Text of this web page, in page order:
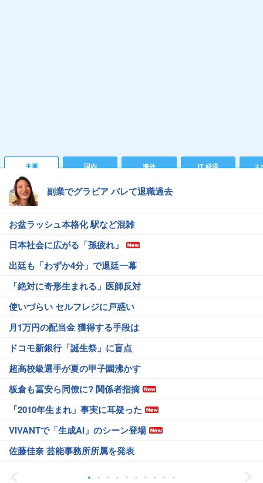
主要 国内 海外 IT 経済 ス
副業でグラビア バレて退職過去
お盆ラッシュ本格化 駅など混雑
日本社会に広がる「孫疲れ」
出廷も「わずか4分」で退廷一幕
「絶対に奇形生まれる」医師反対
使いづらい セルフレジに戸惑い
月1万円の配当金 獲得する手段は
ドコモ新銀行「誕生祭」に盲点
超高校級選手が夏の甲子園沸かす
板倉も冨安ら同僚に? 関係者指摘
「2010年生まれ」事実に耳疑った
VIVANTで「生成AI」のシーン登場
佐藤佳奈 芸能事務所所属を発表